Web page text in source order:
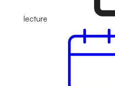
lecture